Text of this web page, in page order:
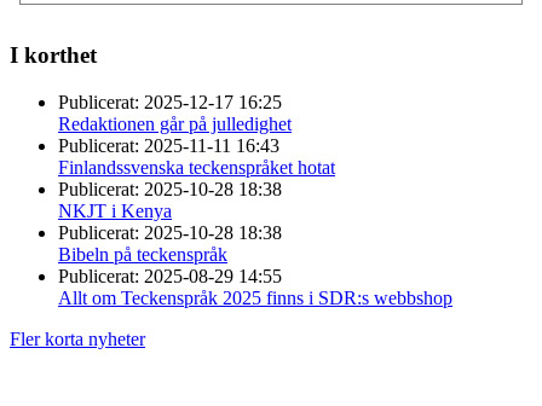
I korthet
Publicerat: 2025-12-17 16:25
Redaktionen går på julledighet
Publicerat: 2025-11-11 16:43
Finlandssvenska teckenspråket hotat
Publicerat: 2025-10-28 18:38
NKJT i Kenya
Publicerat: 2025-10-28 18:38
Bibeln på teckenspråk
Publicerat: 2025-08-29 14:55
Allt om Teckenspråk 2025 finns i SDR:s webbshop
Fler korta nyheter